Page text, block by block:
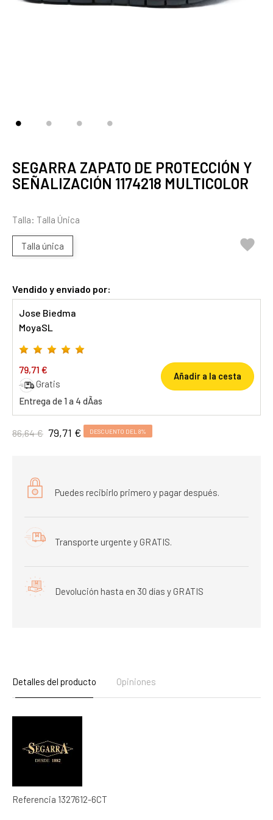
SEGARRA ZAPATO DE PROTECCIÓN Y
SEÑALIZACIÓN 1174218 MULTICOLOR
Talla: Talla Única
Talla única 
Vendido y enviado por:
Jose Biedma
MoyaSL
79,71 €
Gratis
Entrega de 1 a 4 dÃ­as
Añadir a la cesta
86,64 € 79,71 € DESCUENTO DEL 8%
Puedes recibirlo primero y pagar después.
Transporte urgente y GRATIS.
Devolución hasta en 30 días y GRATIS
Detalles del producto Opiniones
Referencia 1327612-6CT